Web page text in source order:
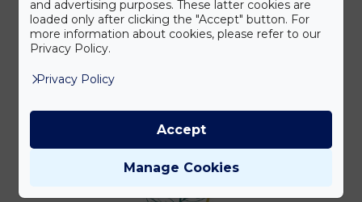
and advertising purposes. These latter cookies are
loaded only after clicking the "Accept" button. For
more information about cookies, please refer to our
Privacy Policy.
Privacy Policy
Manage Cookies
Accept